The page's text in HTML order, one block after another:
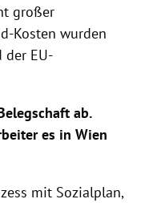
großer
Kosten wurden
der EU-
ab.
es in Wien
mit Sozialplan,